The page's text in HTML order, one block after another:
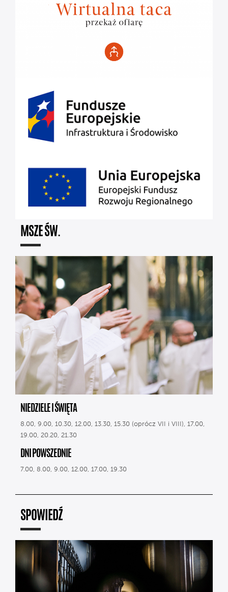
MSZE ŚW.
NIEDZIELE I ŚWIĘTA
8.00, 9.00, 10.30, 12.00, 13.30, 15.30 (oprócz VII i VIII), 17.00,
19.00, 20.20, 21.30
DNI POWSZEDNIE
7.00, 8.00, 9.00, 12.00, 17.00, 19.30
SPOWIEDŹ